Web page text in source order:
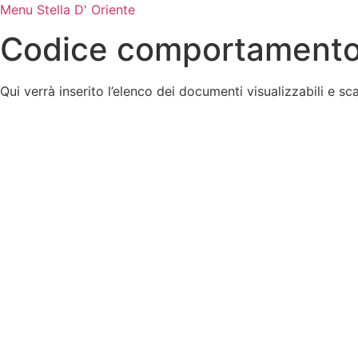
Menu Stella D' Oriente
Codice
Qui verrà inserito l’elenco dei documenti visualizzabili e